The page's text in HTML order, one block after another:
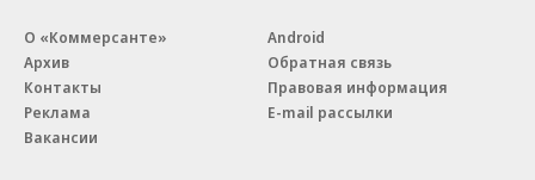
О «Коммерсанте»
Архив
Контакты
Реклама
Вакансии
Android
Обратная связь
Правовая информация
E-mail рассылки